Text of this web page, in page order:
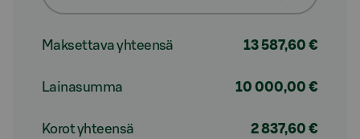
Maksettava yhteensä 13 587,60 €
Lainasumma 10 000,00 €
Korot yhteensä 2 837,60 €